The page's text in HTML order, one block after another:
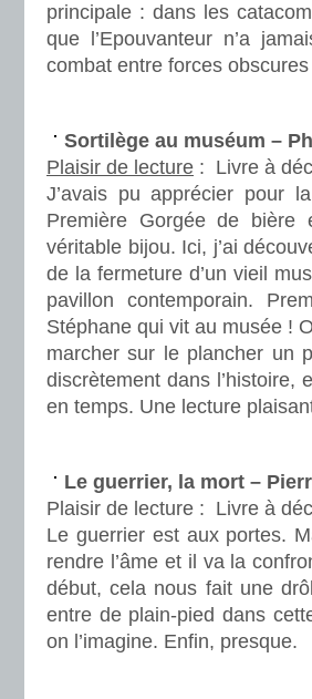
principale : dans les
que l’Epouvanteur n’a
combat entre forces
Sortilège au muséum –
Plaisir de lecture : Livre à
J’avais pu apprécier pour
Première Gorgée de
véritable bijou. Ici, j’ai
de la fermeture d’un vieil
pavillon contemporain.
Stéphane qui vit au musée !
marcher sur le plancher un
discrètement dans l’histoire,
en temps. Une lecture
Le guerrier, la mort –
Plaisir de lecture : Livre à
Le guerrier est aux portes.
rendre l’âme et il va la
début, cela nous fait une
entre de plain-pied dans
on l’imagine. Enfin, presque.